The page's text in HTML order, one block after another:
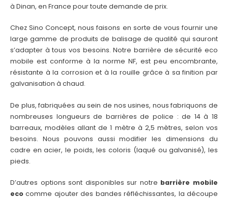
à Dinan, en France pour toute demande de prix.
Chez Sino Concept, nous faisons en sorte de vous fournir une
large gamme de produits de balisage de qualité qui sauront
s’adapter à tous vos besoins. Notre barrière de sécurité eco
mobile est conforme à la norme NF, est peu encombrante,
résistante à la corrosion et à la rouille grâce à sa finition par
galvanisation à chaud.
De plus, fabriquées au sein de nos usines, nous fabriquons de
nombreuses longueurs de barrières de police : de 14 à 18
barreaux, modèles allant de 1 mètre à 2,5 mètres, selon vos
besoins. Nous pouvons aussi modifier les dimensions du
cadre en acier, le poids, les coloris (laqué ou galvanisé), les
pieds.
D’autres options sont disponibles sur notre barrière mobile
eco comme ajouter des bandes réfléchissantes, la découpe